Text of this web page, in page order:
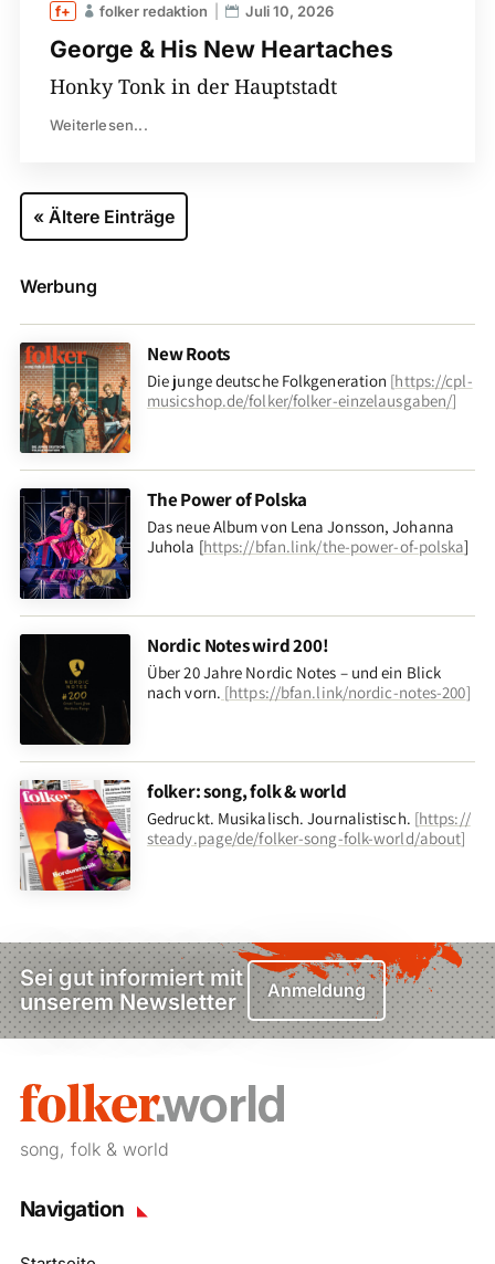
George & His New Heartaches
folker redaktion Juli 10, 2026
Honky Tonk in der Hauptstadt
Weiterlesen...
« Ältere Einträge
Werbung
New Roots
Die junge deutsche Folkgeneration [https://cpl-
musicshop.de/folker/folker-einzelausgaben/]
The Power of Polska
Das neue Album von Lena Jonsson, Johanna
Juhola [https://bfan.link/the-power-of-polska]
Nordic Notes wird 200!
Über 20 Jahre Nordic Notes – und ein Blick
nach vorn. [https://bfan.link/nordic-notes-200]
folker: song, folk & world
Gedruckt. Musikalisch. Journalistisch. [https://
steady.page/de/folker-song-folk-world/about]
Sei gut informiert mit
unserem Newsletter
Anmeldung
song, folk & world
Navigation